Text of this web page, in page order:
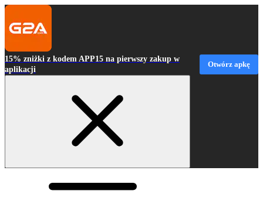
15% zniżki z kodem APP15 na pierwszy zakup w
aplikacji
Otwórz apkę